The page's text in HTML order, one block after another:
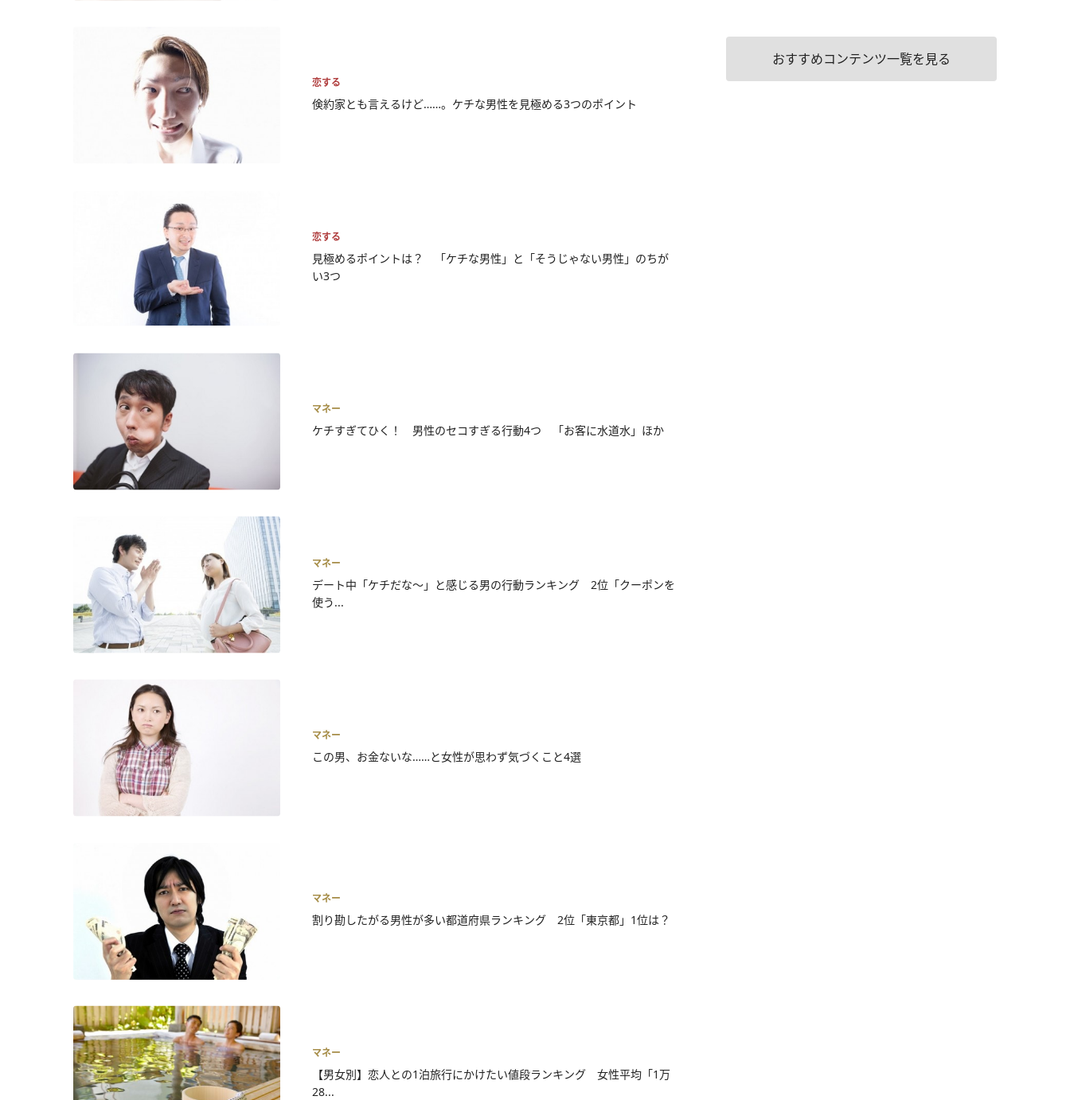
恋する
倹約家とも言えるけど……。ケチな男性を見極める3つのポイント
恋する
見極めるポイントは？ 「ケチな男性」と「そうじゃない男性」のちが
い3つ
マネー
ケチすぎてひく！ 男性のセコすぎる行動4つ 「お客に水道水」ほか
マネー
デート中「ケチだな～」と感じる男の行動ランキング 2位「クーポンを
使う...
マネー
この男、お金ないな……と女性が思わず気づくこと4選
マネー
割り勘したがる男性が多い都道府県ランキング 2位「東京都」1位は？
マネー
【男女別】恋人との1泊旅行にかけたい値段ランキング 女性平均「1万
28...
おすすめコンテンツ一覧を見る